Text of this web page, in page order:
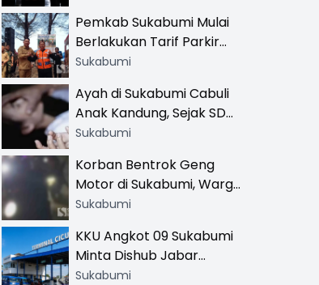
Pemkab Sukabumi Mulai
Berlakukan Tarif Parkir
Resmi di 13 Lokasi Wisata,
Khusus
Sukabumi
Ayah di Sukabumi Cabuli
Anak Kandung, Sejak SD
Hingga SMA
Sukabumi
Korban Bentrok Geng
Motor di Sukabumi, Warga
dan Sopir Tangki
Sukabumi
KKU Angkot 09 Sukabumi
Minta Dishub Jabar
Tertibkan Trayek Ciawi-
Sukabumi